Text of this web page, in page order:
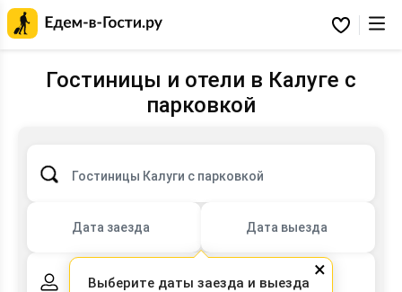
Избранное
Гостиницы и отели в Калуге с
парковкой
Гостиницы Калуги с парковкой
Дата заезда Дата выезда
2 взрослых,0 детей
×
Выберите даты заезда и выезда